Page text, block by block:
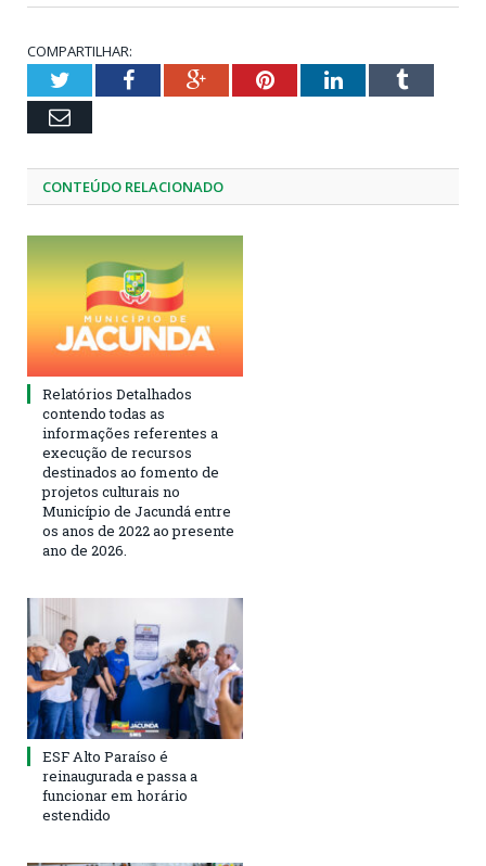
COMPARTILHAR:
TwitterFacebookGoogle+PinterestLinkedInTumblr
Email
CONTEÚDO RELACIONADO
Relatórios Detalhados
contendo todas as
informações referentes a
execução de recursos
destinados ao fomento de
projetos culturais no
Município de Jacundá entre
os anos de 2022 ao presente
ano de 2026.
ESF Alto Paraíso é
reinaugurada e passa a
funcionar em horário
estendido